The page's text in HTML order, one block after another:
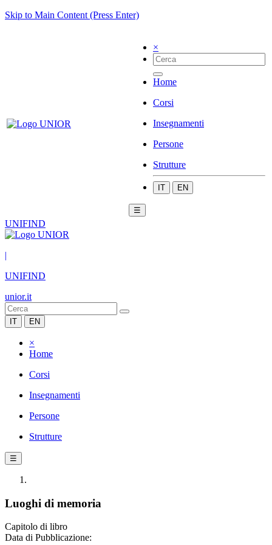
Skip to Main Content (Press Enter)
×
Home
Corsi
Insegnamenti
Persone
Strutture
IT EN
☰
UNIFIND
|
UNIFIND
unior.it
IT EN
×
Home
Corsi
Insegnamenti
Persone
Strutture
☰
Luoghi di memoria
Capitolo di libro
Data di Pubblicazione: